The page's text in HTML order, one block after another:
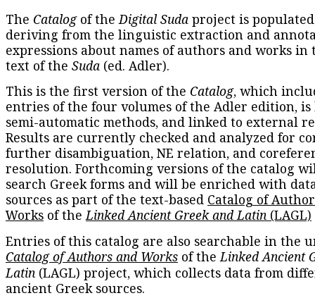
The Catalogof theDigital Suda project is
deriving from the linguistic extraction and
expressions about names of authors and works in
text of the Suda (ed. Adler).
This is the first version of the Catalog, which
entries of the four volumes of the Adler edition, is
semi-automatic methods, and linked to external
Results are currently checked and analyzed for
further disambiguation, NE relation, and
resolution. Forthcoming versions of the catalog
search Greek forms and will be enriched with
sources as part of the text-based Catalog of
Works of theLinked Ancient Greek and Latin (LAGL)
Entries of this catalog are also searchable in the
Catalog of Authors and Works of theLinked Ancient
Latin (LAGL) project, which collects data from
ancient Greek sources.